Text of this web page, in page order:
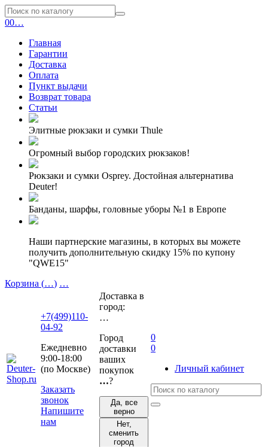
00…
Главная
Гарантии
Доставка
Оплата
Пункт выдачи
Возврат товара
Статьи
Элитные рюкзаки и сумки Thule
Огромный выбор городских рюкзаков!
Рюкзаки и сумки Osprey. Достойная альтернатива
Deuter!
Банданы, шарфы, головные уборы №1 в Европе
Наши партнерские магазины, в которых вы можете
получить дополнительную скидку 15% по купону
"QWE15"
Корзина (…) …
+7(499)110-
04-92
Ежедневно
9:00-18:00
(по Москве)
Заказать
звонок
Напишите
нам
Доставка в
город:
…
Город
доставки
ваших
покупок
…?
Да, все
верно
Нет,
сменить
город
0
0
Личный кабинет